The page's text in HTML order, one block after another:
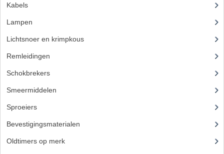
Kabels
Lampen
Lichtsnoer en krimpkous
Remleidingen
Schokbrekers
Smeermiddelen
Sproeiers
Bevestigingsmaterialen
Oldtimers op merk